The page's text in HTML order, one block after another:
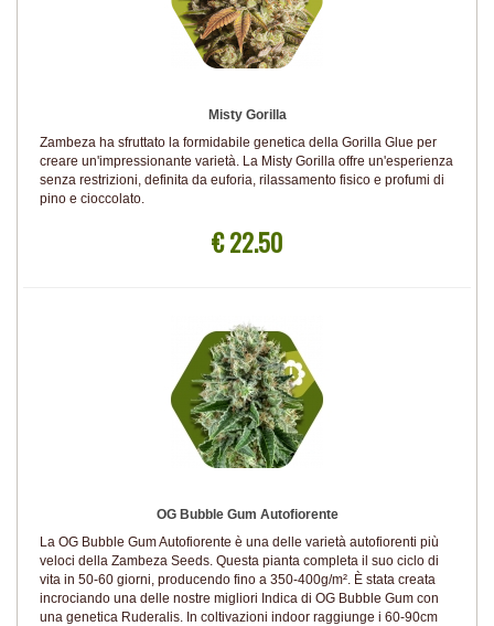
Misty Gorilla
Zambeza ha sfruttato la formidabile genetica della Gorilla Glue per
creare un'impressionante varietà. La Misty Gorilla offre un'esperienza
senza restrizioni, definita da euforia, rilassamento fisico e profumi di
pino e cioccolato.
€ 22.50
OG Bubble Gum Autofiorente
La OG Bubble Gum Autofiorente è una delle varietà autofiorenti più
veloci della Zambeza Seeds. Questa pianta completa il suo ciclo di
vita in 50-60 giorni, producendo fino a 350-400g/m². È stata creata
incrociando una delle nostre migliori Indica di OG Bubble Gum con
una genetica Ruderalis. In coltivazioni indoor raggiunge i 60-90cm